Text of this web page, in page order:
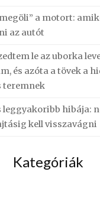
a motort:
az autót
le az uborka
és azóta a tövek a
teremnek
leggyakoribb hibája:
kell visszavágni
Kategóriák